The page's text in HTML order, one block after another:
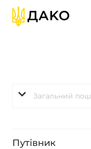
Путівник